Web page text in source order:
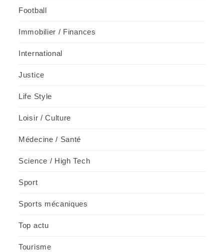
Football
Immobilier / Finances
International
Justice
Life Style
Loisir / Culture
Médecine / Santé
Science / High Tech
Sport
Sports mécaniques
Top actu
Tourisme